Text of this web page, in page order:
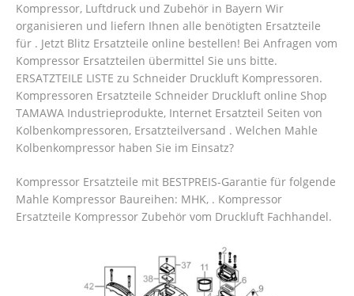
Kompressor, Luftdruck und Zubehör in Bayern Wir
organisieren und liefern Ihnen alle benötigten Ersatzteile
für . Jetzt Blitz Ersatzteile online bestellen! Bei Anfragen vom
Kompressor Ersatzteilen übermittel Sie uns bitte.
ERSATZTEILE LISTE zu Schneider Druckluft Kompressoren.
Kompressoren Ersatzteile Schneider Druckluft online Shop
TAMAWA Industrieprodukte, Internet Ersatzteil Seiten von
Kolbenkompressoren, Ersatzteilversand . Welchen Mahle
Kolbenkompressor haben Sie im Einsatz?
Kompressor Ersatzteile mit BESTPREIS-Garantie für folgende
Mahle Kompressor Baureihen: MHK, . Kompressor
Ersatzteile Kompressor Zubehör vom Druckluft Fachhandel.